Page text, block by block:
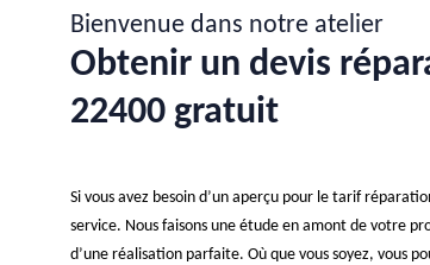
Bienvenue dans notre atelier
Obtenir un devis
22400 gratuit
Si vous avez besoin d’un aperçu pour le tarif
service. Nous faisons une étude en amont de votre
d’une réalisation parfaite. Où que vous soyez, vous